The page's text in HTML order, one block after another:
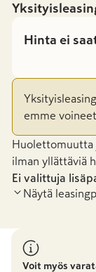
Hinta ei
emme
Huolettomuutta
ilman yllättäviä
Ei valittuja
Näytä
Voit myös